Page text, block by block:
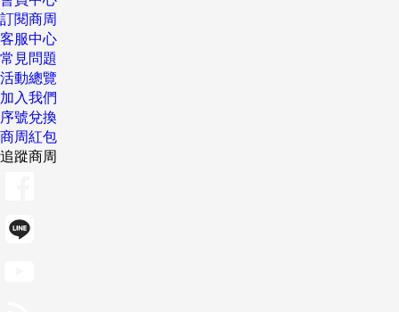
訂閱商周
客服中心
常見問題
活動總覽
加入我們
序號兌換
商周紅包
追蹤商周